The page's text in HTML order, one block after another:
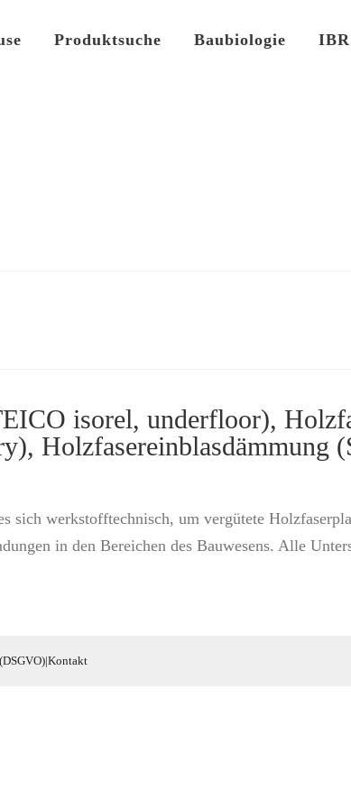
Produktsuche Baubiologie
isorel, underfloor),
Holzfasereinblasdämmung
sich werkstofftechnisch, um vergütete
in den Bereichen des Bauwesens. Alle
|Kontakt